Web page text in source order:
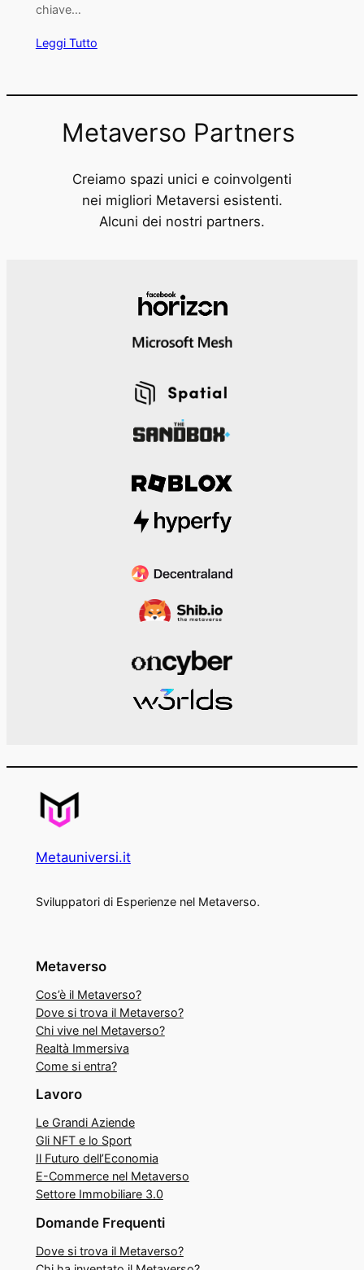
chiave…
Leggi Tutto
Metaverso Partners
Creiamo spazi unici e coinvolgenti
nei migliori Metaversi esistenti.
Alcuni dei nostri partners.
Metauniversi.it
Sviluppatori di Esperienze nel Metaverso.
Metaverso
Cos’è il Metaverso?
Dove si trova il Metaverso?
Chi vive nel Metaverso?
Realtà Immersiva
Come si entra?
Lavoro
Le Grandi Aziende
Gli NFT e lo Sport
Il Futuro dell’Economia
E-Commerce nel Metaverso
Settore Immobiliare 3.0
Domande Frequenti
Dove si trova il Metaverso?